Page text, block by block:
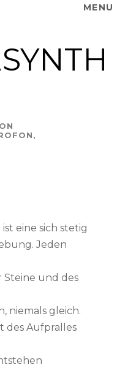
MENU
eine sich stetig
Jeden
und des
niemals gleich.
des Aufpralles